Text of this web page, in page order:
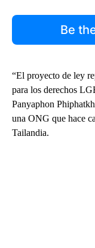
Be
“El proyecto de ley
para los derechos
Panyaphon
una ONG que hace
Tailandia.